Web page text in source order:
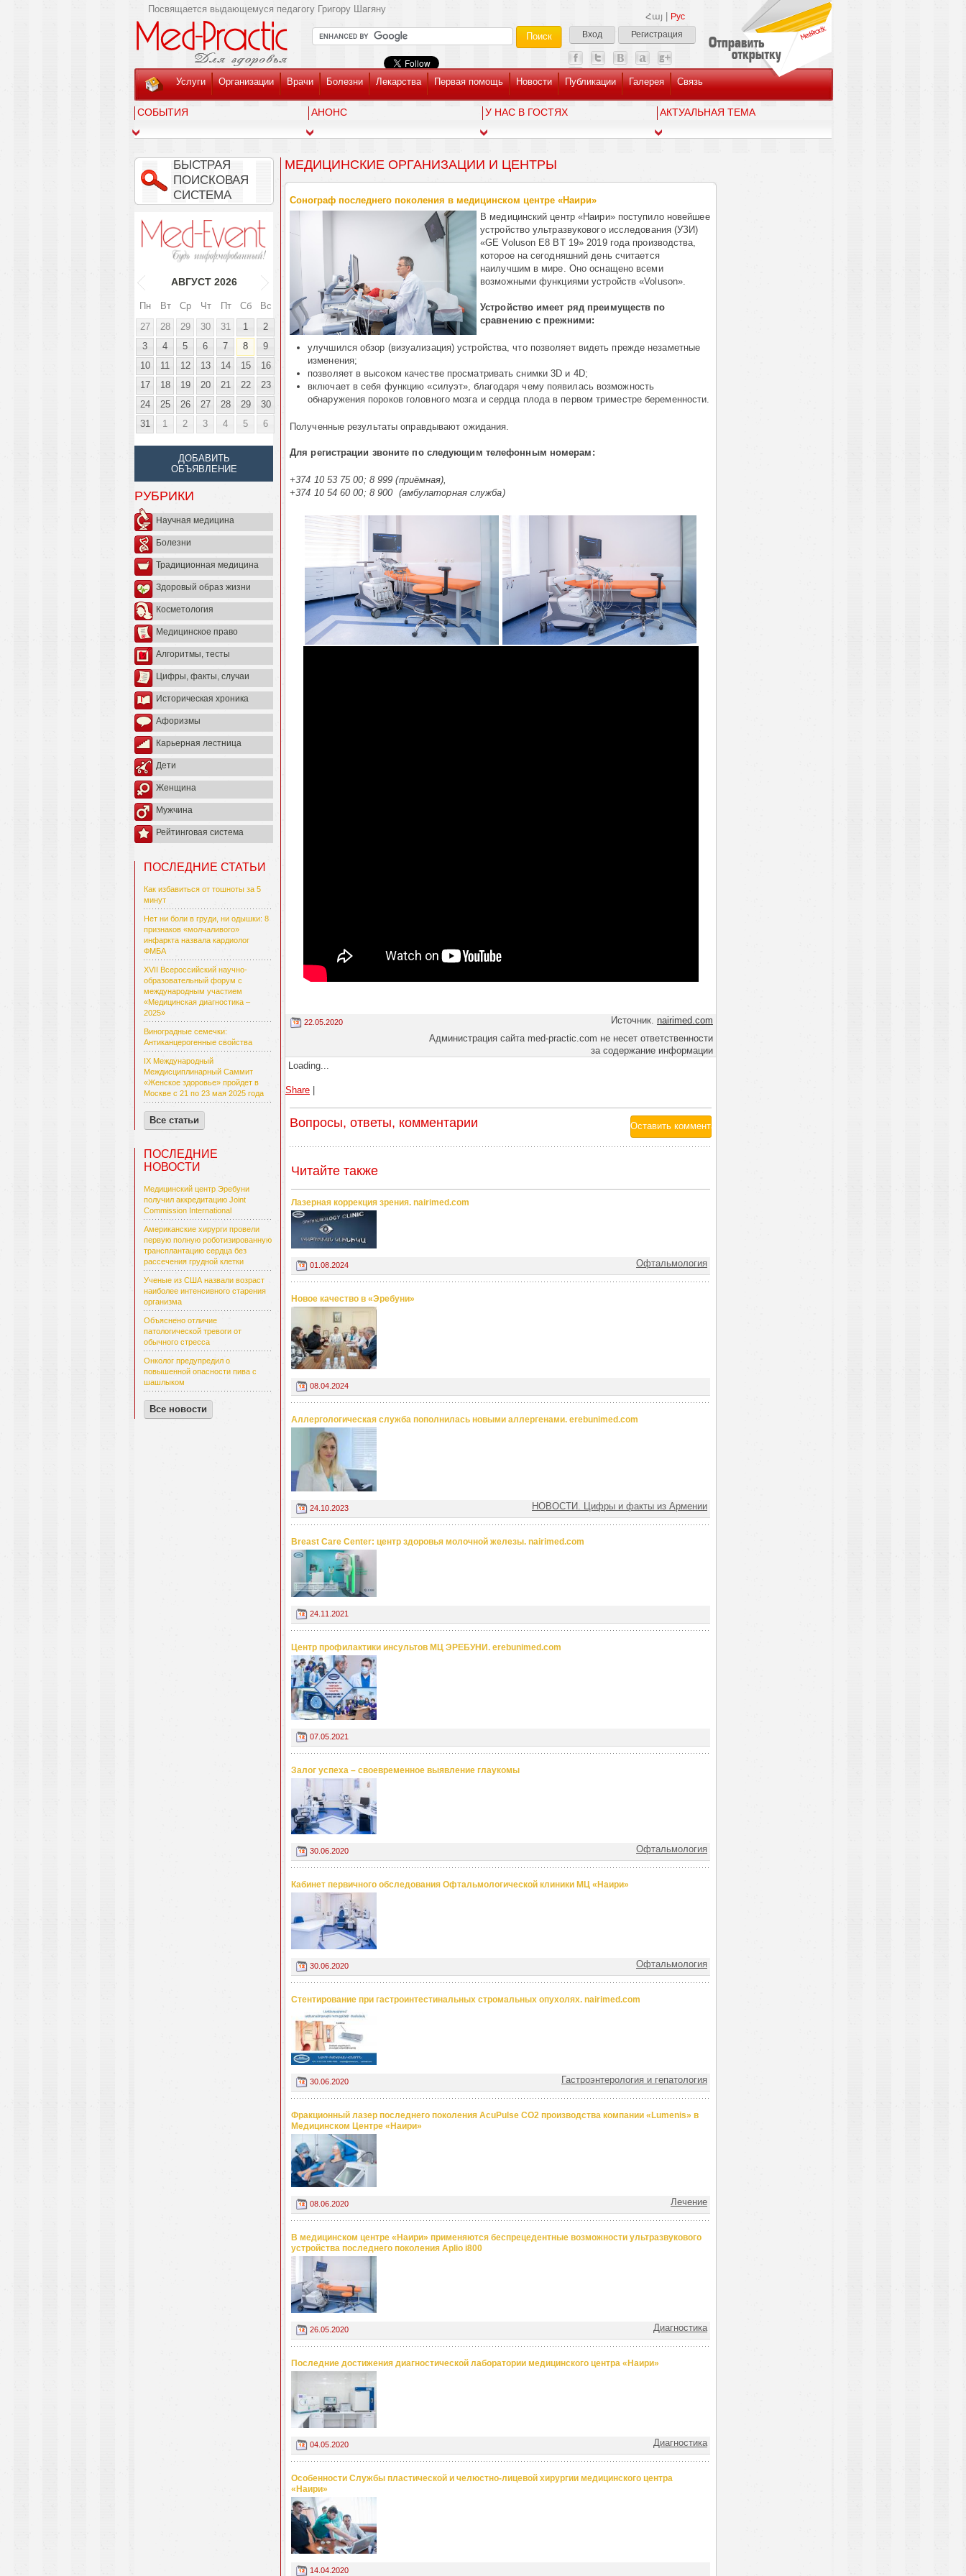
Հայ
Рус
Вход
Регистрация
Посвящается выдающемуся педагогу Григору Шагяну
Услуги Организации Врачи Болезни Лекарства Первая помощь Новости Публикации Галерея Связь
СОБЫТИЯ АНОНС У НАС В ГОСТЯХ AКТУАЛЬНАЯ ТЕМА
БЫСТРАЯ
ПОИСКОВАЯ
СИСТЕМА
АВГУСТ 2026
Пн Вт Ср Чт Пт Сб
Вс
27
28 29 30 31 1
2
3
4 5 6 7 8
9
10
11 12 13 14 15
16
17
18 19 20 21 22
23
24
25 26 27 28 29
30
31
1 2 3 4 5 6
ДОБАВИТЬ
ОБЪЯВЛЕНИЕ
РУБРИКИ
Научная медицина
Болезни
Традиционная медицина
Здоровый образ жизни
Косметология
Медицинское право
Алгоритмы, тесты
Цифры, факты, случаи
Историческая хроника
Афоризмы
Карьерная лестница
Дети
Женщина
Мужчина
Рейтинговая система
ПОСЛЕДНИЕ СТАТЬИ
Как избавиться от тошноты за 5
минут
Нет ни боли в груди, ни одышки: 8
признаков «молчаливого»
инфаркта назвала кардиолог
ФМБА
XVII Всероссийский научно-
образовательный форум с
международным участием
«Медицинская диагностика –
2025»
Виноградные семечки:
Антиканцерогенные свойства
IX Международный
Междисциплинарный Саммит
«Женское здоровье» пройдет в
Москве с 21 по 23 мая 2025 года
Все статьи
ПОСЛЕДНИЕ
НОВОСТИ
Медицинский центр Эребуни
получил аккредитацию Joint
Commission International
Американские хирурги провели
первую полную роботизированную
трансплантацию сердца без
рассечения грудной клетки
Ученые из США назвали возраст
наиболее интенсивного старения
организма
Объяснено отличие
патологической тревоги от
обычного стресса
Онколог предупредил о
повышенной опасности пива с
шашлыком
Все новости
МЕДИЦИНСКИЕ ОРГАНИЗАЦИИ И ЦЕНТРЫ
Сонограф последнего поколения в медицинском центре «Наири»
В медицинский центр «Наири» поступило новейшее
устройство ультразвукового исследования (УЗИ)
«GE Voluson E8 BT 19» 2019 года производства,
которое на сегодняшний день считается
наилучшим в мире. Оно оснащено всеми
возможными функциями устройств «Voluson».
Устройство имеет ряд преимуществ по
сравнению с прежними:
улучшился обзор (визуализация) устройства, что позволяет видеть прежде незаметные
изменения;
позволяет в высоком качестве просматривать снимки 3D и 4D;
включает в себя функцию «силуэт», благодаря чему появилась возможность
обнаружения пороков головного мозга и сердца плода в первом триместре беременности.
Полученные результаты оправдывают ожидания.
Для регистрации звоните по следующим телефонным номерам:
+374 10 53 75 00; 8 999 (приёмная),
+374 10 54 60 00; 8 900 (амбулаторная служба)
22.05.2020 Источник. nairimed.com
Администрация сайта med-practic.com не несет ответственности
за содержание информации
Loading...
Share
Вопросы, ответы, комментарии
Читайте также
Лазерная коррекция зрения. nairimed.com
01.08.2024 Офтальмология
Новое качество в «Эребуни»
08.04.2024
Аллергологическая служба пополнилась новыми аллергенами. erebunimed.com
24.10.2023 НОВОСТИ. Цифры и факты из Армении
Breast Care Center: центр здоровья молочной железы. nairimed.com
24.11.2021
Центр профилактики инсультов МЦ ЭРЕБУНИ. erebunimed.com
07.05.2021
Залог успеха – своевременное выявление глаукомы
30.06.2020 Офтальмология
Кабинет первичного обследования Офтальмологической клиники МЦ «Наири»
30.06.2020 Офтальмология
Стентирование при гастроинтестинальных стромальных опухолях. nairimed.com
30.06.2020 Гастроэнтерология и гепатология
Фракционный лазер последнего поколения AcuPulse CO2 производства компании «Lumenis» в
Медицинском Центре «Наири»
08.06.2020 Лечение
В медицинском центре «Наири» применяются беспрецедентные возможности ультразвукового
устройства последнего поколения Aplio i800
26.05.2020 Диагностика
Последние достижения диагностической лаборатории медицинского центра «Наири»
04.05.2020 Диагностика
Особенности Службы пластической и челюстно-лицевой хирургии медицинского центра
«Наири»
14.04.2020